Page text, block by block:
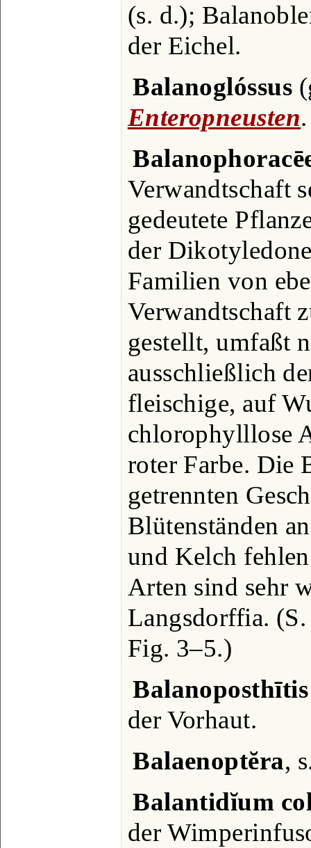
(s. d.);
der Eichel.
Balanoglóssus
Enteropneusten.
Verwandtschaft
gedeutete
der
Familien von
Verwandtschaft
gestellt, umfaßt
ausschließlich
fleischige, auf
chlorophylllose
roter Farbe. Die
getrennten
Blütenständen
und Kelch
Arten sind sehr
Langsdorffia.
Fig. 3‒5.)
Balanoposthītis
der Vorhaut.
Balaenoptĕra,
Balantidĭum
der